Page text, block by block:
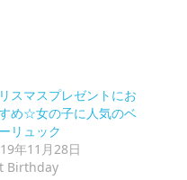
スマスプレゼントにお
め☆女の子に人気のベ
リュック
年11月28日
Birthday